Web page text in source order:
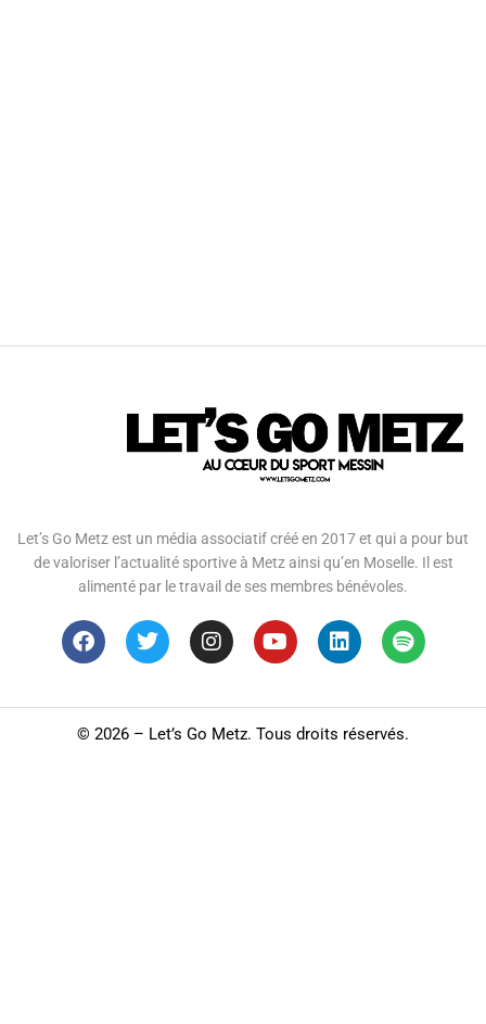
Let’s Go Metz est un média associatif créé en 2017 et qui a pour but
de valoriser l’actualité sportive à Metz ainsi qu’en Moselle. Il est
alimenté par le travail de ses membres bénévoles.
© 2026 – Let’s Go Metz. Tous droits réservés.